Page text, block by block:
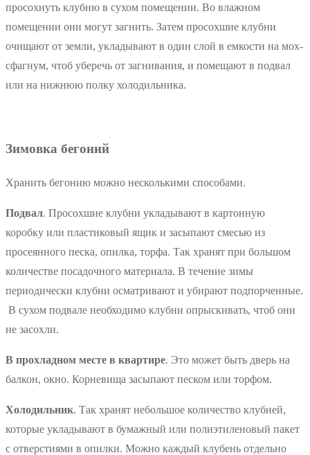
просохнуть клубню в сухом помещении. Во влажном
помещении они могут загнить. Затем просохшие клубни
очищают от земли, укладывают в один слой в емкости на мох-
сфагнум, чтоб уберечь от загнивания, и помещают в подвал
или на нижнюю полку холодильника.
Зимовка бегоний
Хранить бегонию можно несколькими способами.
Подвал. Просохшие клубни укладывают в картонную
коробку или пластиковый ящик и засыпают смесью из
просеянного песка, опилка, торфа. Так хранят при большом
количестве посадочного материала. В течение зимы
периодически клубни осматривают и убирают подпорченные.
В сухом подвале необходимо клубни опрыскивать, чтоб они
не засохли.
В прохладном месте в квартире. Это может быть дверь на
балкон, окно. Корневища засыпают песком или торфом.
Холодильник. Так хранят небольшое количество клубней,
которые укладывают в бумажный или полиэтиленовый пакет
с отверстиями в опилки. Можно каждый клубень отдельно